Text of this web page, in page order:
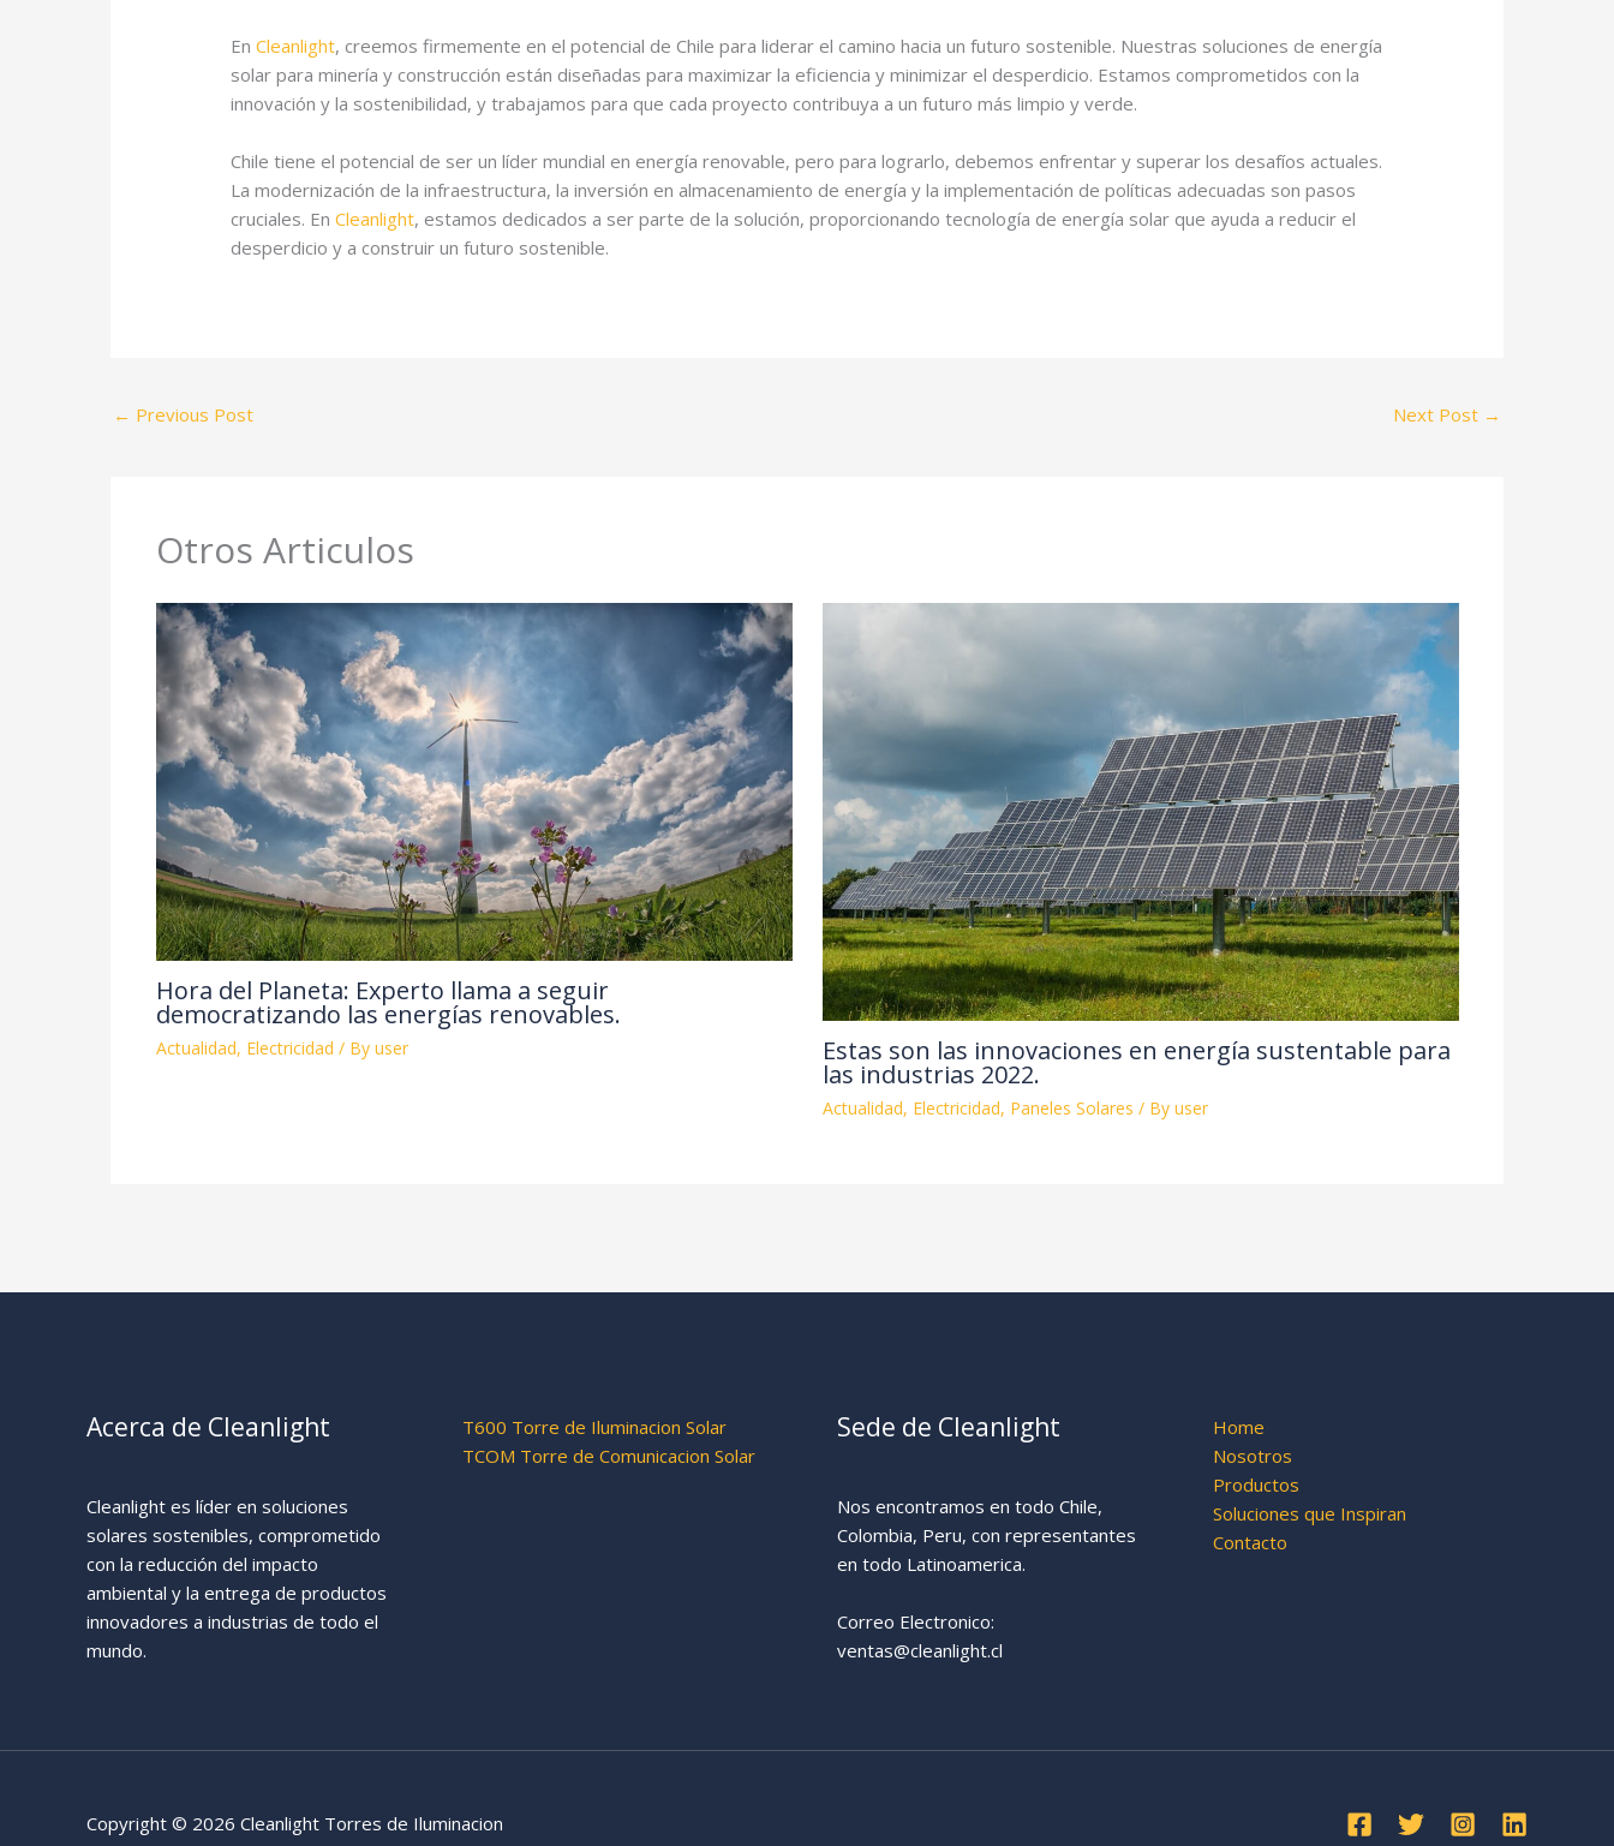
EnCleanlight, creemos firmemente en el potencial de Chile para liderar el camino hacia un futuro sostenible. Nuestras soluciones de energía
solar para minería y construcción están diseñadas para maximizar la eficiencia y minimizar el desperdicio. Estamos comprometidos con la
innovación y la sostenibilidad, y trabajamos para que cada proyecto contribuya a un futuro más limpio y verde.
Chile tiene el potencial de ser un líder mundial en energía renovable, pero para lograrlo, debemos enfrentar y superar los desafíos actuales.
La modernización de la infraestructura, la inversión en almacenamiento de energía y la implementación de políticas adecuadas son pasos
cruciales. EnCleanlight, estamos dedicados a ser parte de la solución, proporcionando tecnología de energía solar que ayuda a reducir el
desperdicio y a construir un futuro sostenible.
← Previous Post Next Post →
Otros Articulos
Hora del Planeta: Experto llama a seguir
democratizando las energías renovables.
Actualidad, Electricidad / By user Estas son las innovaciones en energía sustentable para
las industrias 2022.
Actualidad, Electricidad, Paneles Solares / By user
Acerca de Cleanlight
Cleanlight es líder en soluciones
solares sostenibles, comprometido
con la reducción del impacto
ambiental y la entrega de productos
innovadores a industrias de todo el
mundo.
T600 Torre de Iluminacion Solar
TCOM Torre de Comunicacion Solar
Sede de Cleanlight
Nos encontramos en todo Chile,
Colombia, Peru, con representantes
en todo Latinoamerica.
Correo Electronico:
ventas@cleanlight.cl
Home
Nosotros
Productos
Soluciones que Inspiran
Contacto
Copyright © 2026 Cleanlight Torres de Iluminacion